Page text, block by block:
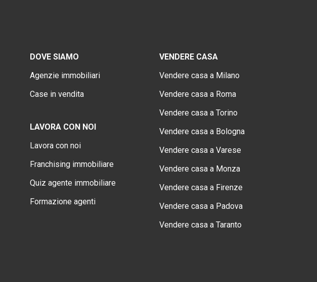
DOVE SIAMO
Agenzie immobiliari
Case in vendita
LAVORA CON NOI
Lavora con noi
Franchising immobiliare
Quiz agente immobiliare
Formazione agenti
VENDERE CASA
Vendere casa a Milano
Vendere casa a Roma
Vendere casa a Torino
Vendere casa a Bologna
Vendere casa a Varese
Vendere casa a Monza
Vendere casa a Firenze
Vendere casa a Padova
Vendere casa a Taranto